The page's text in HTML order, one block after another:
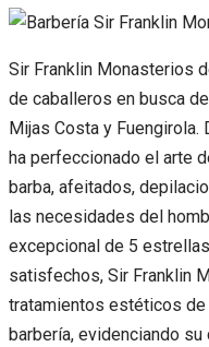
Sir Franklin Monasterios
de caballeros en busca
Mijas Costa y
ha perfeccionado el arte
barba, afeitados,
las necesidades del
excepcional de 5
satisfechos, Sir Franklin
tratamientos estéticos de
barbería, evidenciando